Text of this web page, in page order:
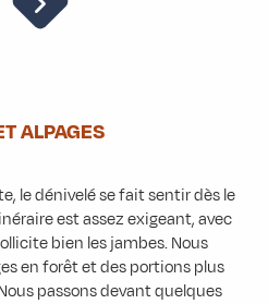
ALPAGES
le dénivelé se fait sentir dès le
est assez exigeant, avec
bien les jambes. Nous
en forêt et des portions plus
passons devant quelques